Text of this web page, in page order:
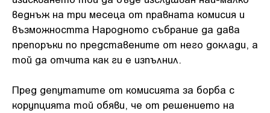
веднъж на три месеца от правната комисия и
възможността Народното събрание да дава
препоръки по представените от него доклади, а
той да отчита как ги е изпълнил.
Пред депутатите от комисията за борба с
корупцията той обяви, че от решението на